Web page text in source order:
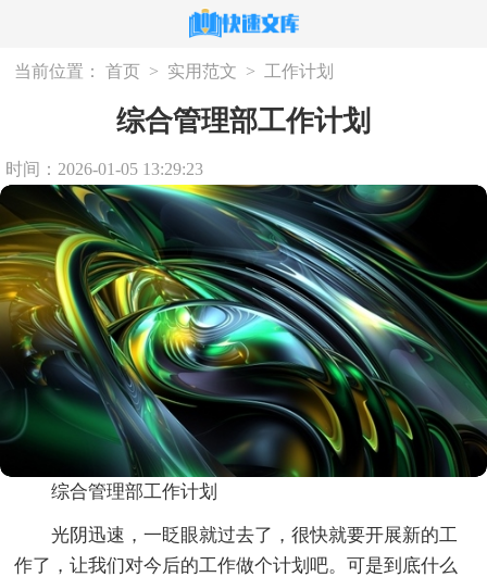
当前位置： 首页 > 实用范文 > 工作计划
综合管理部工作计划
时间：2026-01-05 13:29:23
综合管理部工作计划
光阴迅速，一眨眼就过去了，很快就要开展新的工
作了，让我们对今后的工作做个计划吧。可是到底什么